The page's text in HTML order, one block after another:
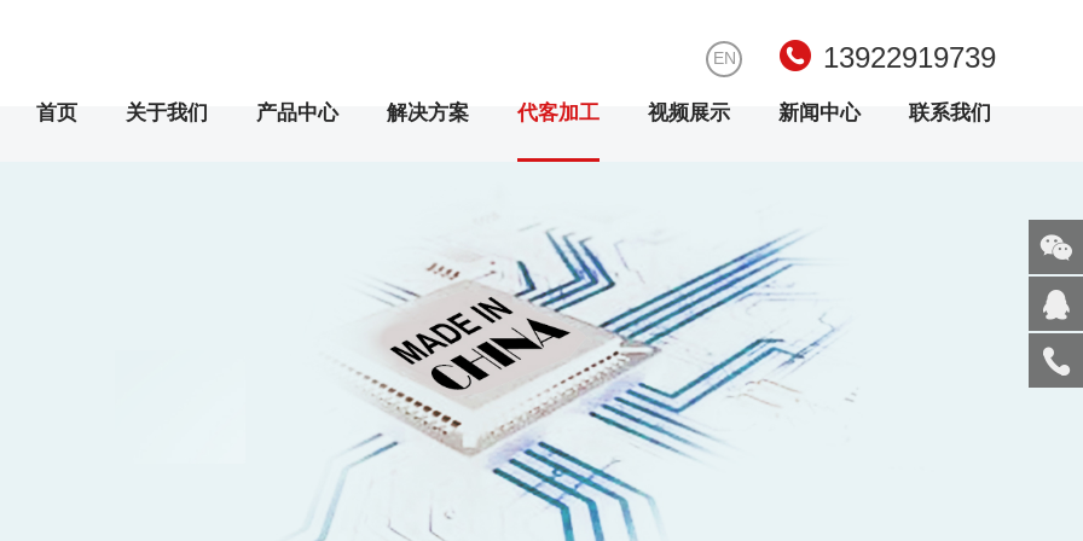
13922919739
EN
首页 关于我们 产品中心 解决方案 代客加工 视频展示 新闻中心 联系我们
关注
微信
在线
客服